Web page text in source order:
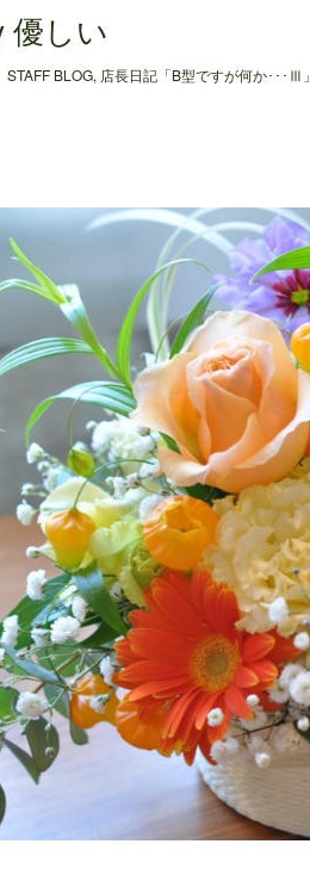
優しい
STAFF BLOG, 店長日記「B型ですが何か･･･Ⅲ」